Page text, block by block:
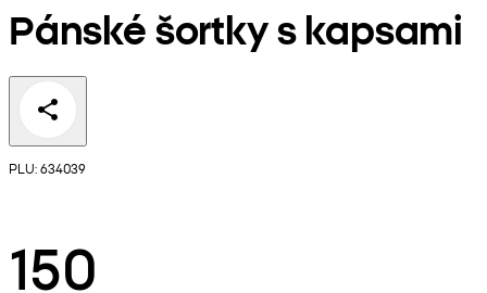
Pánské šortky s kapsami
PLU: 634039
150